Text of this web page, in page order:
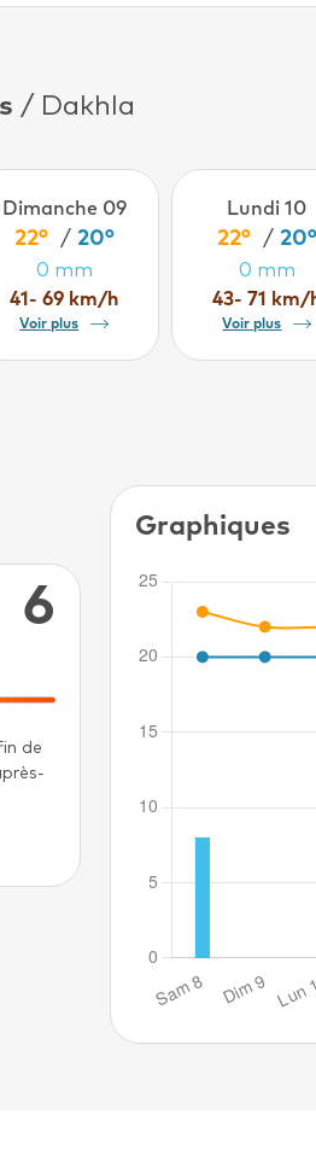
/ Dakhla
Dimanche 09
22° / 20°
0 mm
41- 69 km/h
Voir plus
Lundi 10
22° / 20°
0 mm
43- 71 km/
Voir plus
6
de
Graphiques